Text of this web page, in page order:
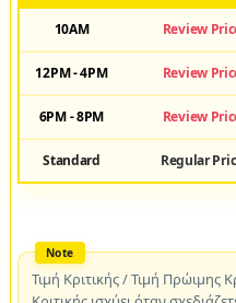
10AM Review
12PM - 4PM Review
6PM - 8PM Review
Standard Regular
Τιμή Κριτικής / Τιμή Πρώιμης